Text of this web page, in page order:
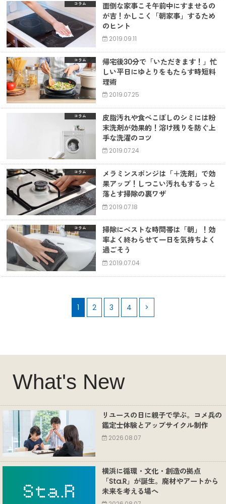
コラム
面倒な家事こそ午前中にすませるの
が吉！かしこく「朝家事」するため
のヒント
2019.09.11
コラム
帰宅後30分で「いただきます！」忙
しい平日にゆとりをもたらす時短料
理術
2019.07.25
コラム
皮脂汚れや食べこぼしのシミには粉
末洗剤が効果的！溶け残りを防ぐ上
手な洗濯のコツ
2019.07.24
コラム
メラミンスポンジは「＋洗剤」で効
果アップ！しつこい汚れもするっと
落とす掃除の裏ワザ
2019.07.18
コラム
掃除にベストな時間帯は「朝」！効
率よく終わらせて一日を気持ちよく
過ごそう
2019.07.04
1 2 3 4 >
What's New
リユースの日に親子で学ぶ。コメ兵の
鑑定士体験とアップサイクル制作
2026.08.07
横浜に循環・文化・創造の拠点
「Sta.R」が誕生。廃材やアートから
未来を考える場へ